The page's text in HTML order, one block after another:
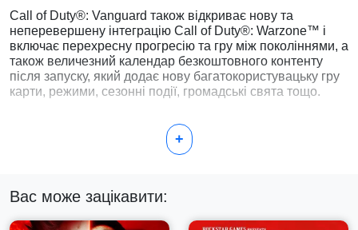
Call of Duty®: Vanguard також відкриває нову та
неперевершену інтеграцію Call of Duty®: Warzone™ і
включає перехресну прогресію та гру між поколіннями, а
також величезний календар безкоштовного контенту
після запуску, який додає нову багатокористувацьку гру
карти, режими, сезонні події, громадські свята тощо.
+
Вас може зацікавити: